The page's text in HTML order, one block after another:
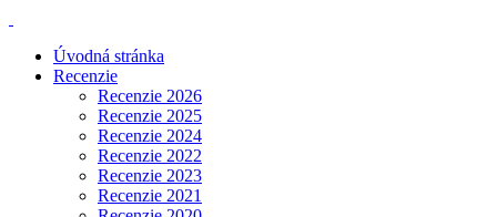
Úvodná stránka
Recenzie
Recenzie 2026
Recenzie 2025
Recenzie 2024
Recenzie 2022
Recenzie 2023
Recenzie 2021